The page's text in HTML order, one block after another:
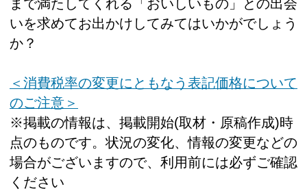
まで満たしてくれる「おいしいもの」との出会
いを求めてお出かけしてみてはいかがでしょう
か？
＜消費税率の変更にともなう表記価格について
のご注意＞
※掲載の情報は、掲載開始(取材・原稿作成)時
点のものです。状況の変化、情報の変更などの
場合がございますので、利用前には必ずご確認
ください